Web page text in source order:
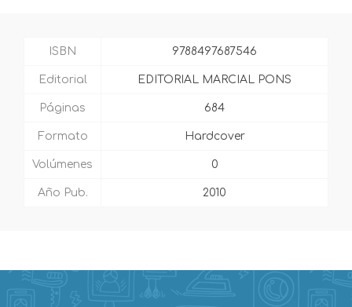
ISBN 9788497687546
Editorial EDITORIAL MARCIAL PONS
Páginas 684
Formato Hardcover
Volúmenes 0
Año Pub. 2010